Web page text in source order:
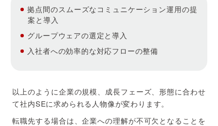
拠点間のスムーズなコミュニケーション運用の提
案と導入
グループウェアの選定と導入
入社者への効率的な対応フローの整備
以上のように企業の規模、成長フェーズ、形態に合わせ
て社内SEに求められる人物像が変わります。
転職先する場合は、企業への理解が不可欠となることを